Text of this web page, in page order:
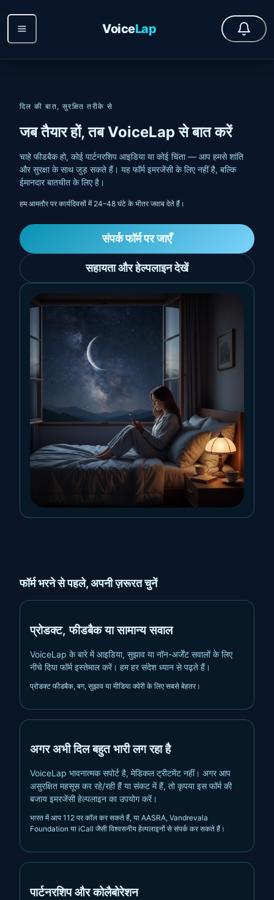
VoiceLap
दिल की बात, सुरक्षित तरीके से
जब तैयार हों, तब VoiceLap से बात करें
चाहे फीडबैक हो, कोई पार्टनरशिप आइडिया या कोई चिंता — आप हमसे शांति
और सुरक्षा के साथ जुड़ सकते हैं। यह फॉर्म इमरजेंसी के लिए नहीं है, बल्कि
ईमानदार बातचीत के लिए है।
हम आमतौर पर कार्यदिवसों में 24–48 घंटे के भीतर जवाब देते हैं।
संपर्क फॉर्म पर जाएँ
सहायता और हेल्पलाइन देखें
फॉर्म भरने से पहले, अपनी ज़रूरत चुनें
प्रोडक्ट, फीडबैक या सामान्य सवाल
VoiceLap के बारे में आइडिया, सुझाव या नॉन-अर्जेंट सवालों के लिए
नीचे दिया फॉर्म इस्तेमाल करें। हम हर संदेश ध्यान से पढ़ते हैं।
प्रोडक्ट फीडबैक, बग, सुझाव या मीडिया क्वेरी के लिए सबसे बेहतर।
अगर अभी दिल बहुत भारी लग रहा है
VoiceLap भावनात्मक सपोर्ट है, मेडिकल ट्रीटमेंट नहीं। अगर आप
असुरक्षित महसूस कर रहे/रही हैं या संकट में हैं, तो कृपया इस फॉर्म की
बजाय इमरजेंसी हेल्पलाइन का उपयोग करें।
भारत में आप 112 पर कॉल कर सकते हैं, या AASRA, Vandrevala
Foundation या iCall जैसी विश्वसनीय हेल्पलाइनों से संपर्क कर सकते हैं।
पार्टनरशिप और कोलैबोरेशन